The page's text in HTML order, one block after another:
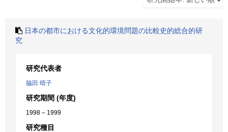
日本の都市における文化的環境問題の比較史的総合的研
究
研究代表者
脇田 晴子
研究期間 (年度)
1998 – 1999
研究種目